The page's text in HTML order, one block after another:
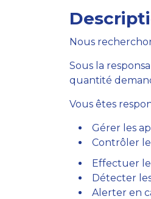
Nous
Sous la
quantité
Vous êtes
Gérer les
Contrôler
Effectuer
Détecter
Alerter en